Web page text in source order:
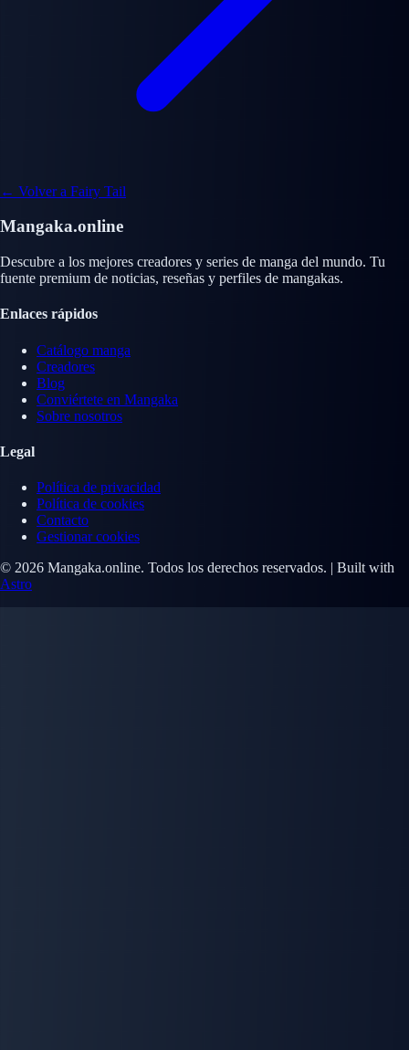
← Volver a Fairy Tail
Mangaka.online
Descubre a los mejores creadores y series de manga del mundo. Tu
fuente premium de noticias, reseñas y perfiles de mangakas.
Enlaces rápidos
Catálogo manga
Creadores
Blog
Conviértete en Mangaka
Sobre nosotros
Legal
Política de privacidad
Política de cookies
Contacto
Gestionar cookies
© 2026 Mangaka.online. Todos los derechos reservados. | Built with
Astro